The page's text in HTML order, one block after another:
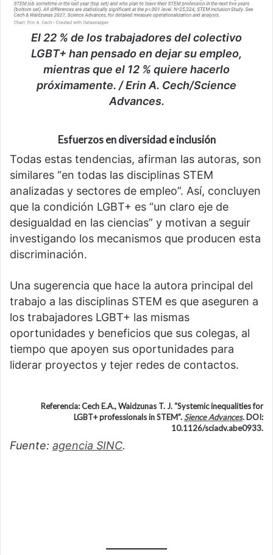
El 22 % de los trabajadores del colectivo
LGBT+ han pensado en dejar su empleo,
mientras que el 12 % quiere hacerlo
próximamente. / Erin A. Cech/Science
Advances.
Esfuerzos en diversidad e inclusión
Todas estas tendencias, afirman las autoras, son
similares “en todas las disciplinas STEM
analizadas y sectores de empleo”. Así, concluyen
que la condición LGBT+ es “un claro eje de
desigualdad en las ciencias” y motivan a seguir
investigando los mecanismos que producen esta
discriminación.
Una sugerencia que hace la autora principal del
trabajo a las disciplinas STEM es que aseguren a
los trabajadores LGBT+ las mismas
oportunidades y beneficios que sus colegas, al
tiempo que apoyen sus oportunidades para
liderar proyectos y tejer redes de contactos.
Referencia: Cech E.A., Waidzunas T. J. “Systemic inequalities for
LGBT+ professionals in STEM”.Sience Advances. DOI:
10.1126/sciadv.abe0933.
Fuente: agencia SINC.